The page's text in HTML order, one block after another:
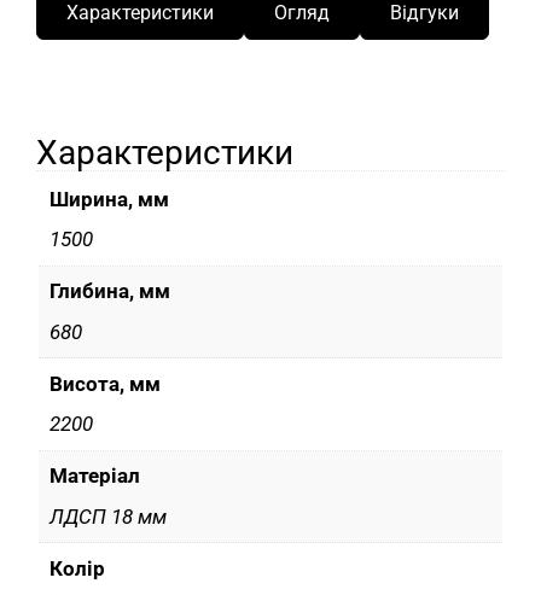
Характеристики Огляд Відгуки
Характеристики
Ширина, мм
1500
Глибина, мм
680
Висота, мм
2200
Матеріал
ЛДСП 18 мм
Колір